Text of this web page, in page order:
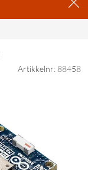
Artikkelnr: 88458